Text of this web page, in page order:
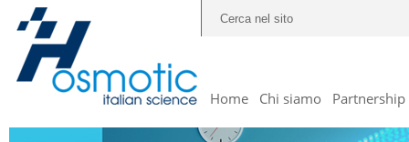
Home Chi siamo Partnership